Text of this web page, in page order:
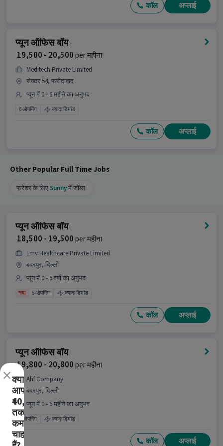
₹20,000-₹25,000 प्रति माह सैलरी मिलती है, यह एक Full
Time job है और इसमें 99 openings हैं।
अधिक जानकारी के लिए उम्मीदवार HR को कॉल कर सकते हैं!
कॉल अप्लाई
प्यून ऑफिस बॉय
₹ 19,500 - 20,500per महीना
Meditech Private Limited
सेक्टर 54, फरीदाबाद
प्यून में 0 - 6 महीने का अनुभव
6 ओपनिंग ज्यादा डिमांड
कॉल अप्लाई
Other Popular Full Time Jobs
फ्रेशर के लिए Sunnyमें जॉब्स
प्यून ऑफिस बॉय
₹ 18,500 - 19,500per महीना
Lmv Healthcare Private Limited
बदरपुर, दिल्ली
प्यून में 0 - 6 वर्षो का अनुभव
नया 6 ओपनिंग ज्यादा डिमांड
कॉल अप्लाई
प्यून ऑफिस बॉय
₹ 19,800 - 20,800per महीना
Ahf Company
बदरपुर, दिल्ली
प्यून में 0 - 6 महीने का अनुभव
5 ओपनिंग ज्यादा डिमांड
कॉल अप्लाई
×क्या
आप
₹40,000
तक
कमाना
चाहते